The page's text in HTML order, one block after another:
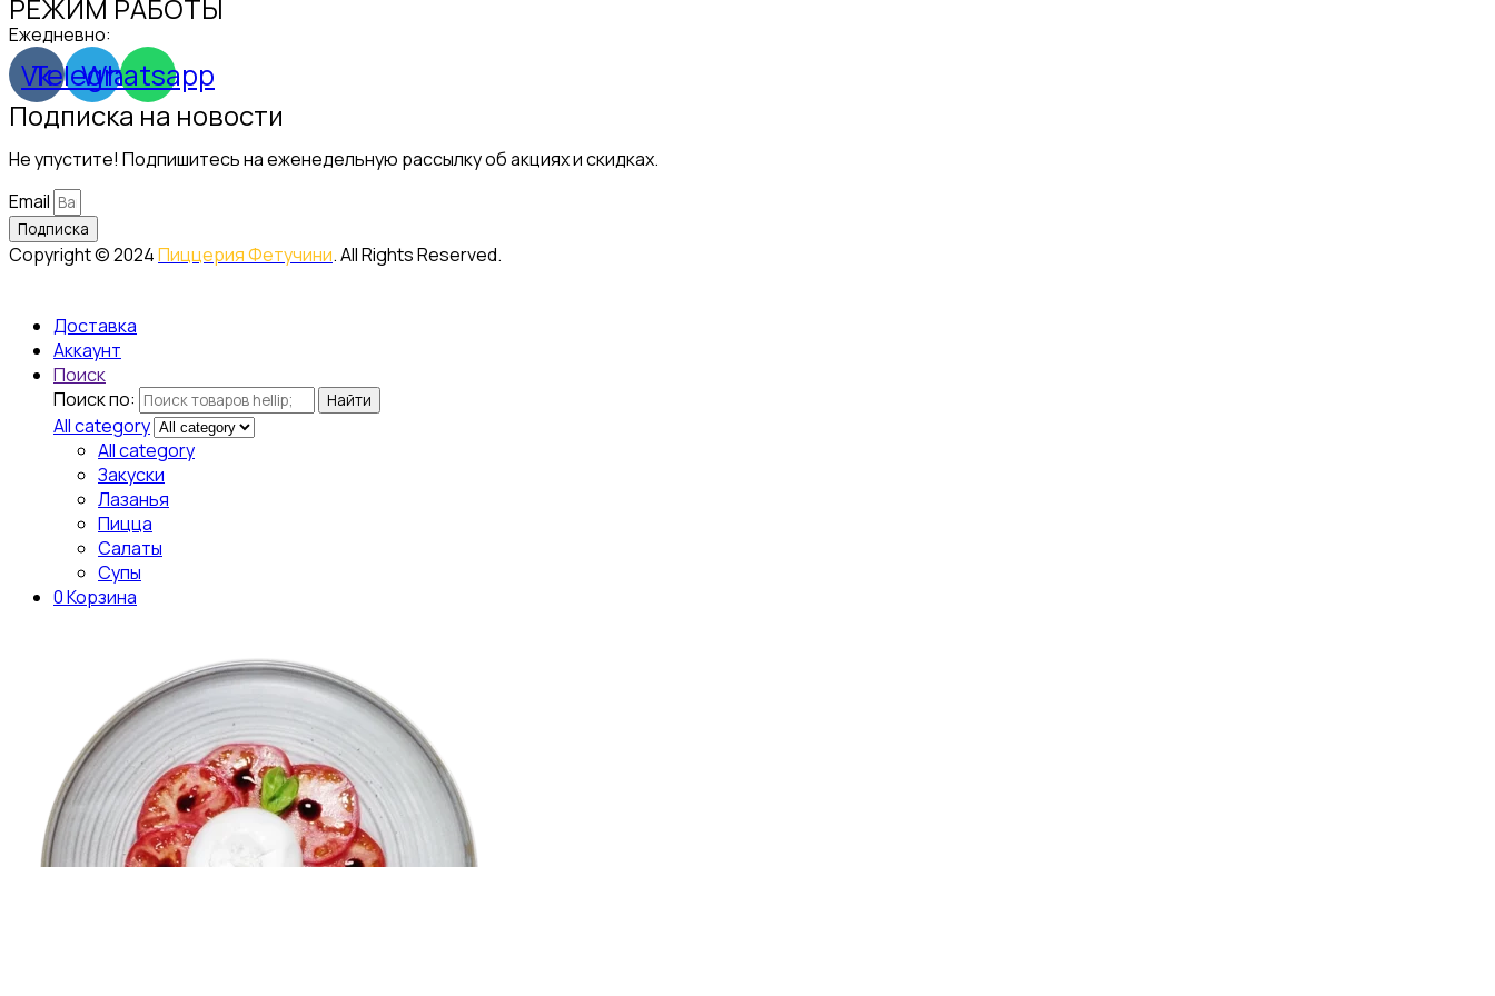
РЕЖИМ РАБОТЫ
Ежедневно:
Vk
Telegram
Whatsapp
Подписка на новости
Не упустите! Подпишитесь на еженедельную рассылку об акциях и скидках.
Email
Подписка
Copyright © 2024Пиццерия Фетучини. All Rights Reserved.
Доставка
Аккаунт
Поиск
Поиск по:
Найти
All category
All category
Закуски
Лазанья
Пицца
Салаты
Супы
0Корзина